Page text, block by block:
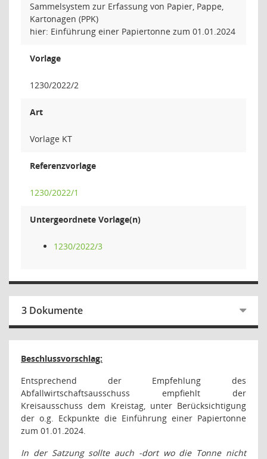
Sammelsystem zur Erfassung von Papier, Pappe,
Kartonagen (PPK)
hier: Einführung einer Papiertonne zum 01.01.2024
Vorlage
1230/2022/2
Art
Vorlage KT
Referenzvorlage
1230/2022/1
Untergeordnete Vorlage(n)
1230/2022/3
3 Dokumente
Beschlussvorschlag:
Entsprechend der Empfehlung des
Abfallwirtschaftsausschuss empfiehlt der
Kreisausschuss dem Kreistag, unter Berücksichtigung
der o.g. Eckpunkte die Einführung einer Papiertonne
zum 01.01.2024.
In der Satzung sollte auch -dort wo die Tonne nicht